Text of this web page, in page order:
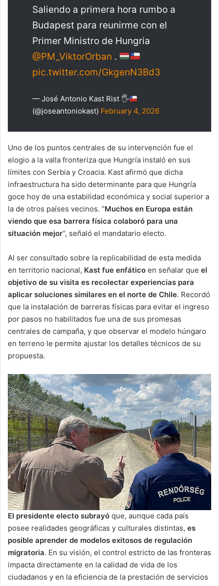
Saliendo a primera hora rumbo a
Budapest para reunirme con el
Primer Ministro de Hungria
@PM_ViktorOrban .
pic.twitter.com/GkgenN3Bd3
— José Antonio Kast Rist 🖐
(@joseantoniokast) February 4, 2026
Uno de los puntos centrales de su intervención fue el
elogio a la valla fronteriza que Hungría instaló en sus
límites con Serbia y Croacia. Kast afirmó que dicha
infraestructura ha sido determinante para que Hungría
goce hoy de una estabilidad económica y social superior a
la de otros países vecinos. “Muchos en Europa están
viendo que esa barrera física colaboró para una
situación mejor“, señaló el mandatario electo.
Al ser consultado sobre la replicabilidad de esta medida
en territorio nacional, Kast fue enfático en señalar que el
objetivo de su visita es recolectar experiencias para
aplicar soluciones similares en el norte de Chile. Recordó
que la instalación de barreras físicas para evitar el ingreso
por pasos no habilitados fue una de sus promesas
centrales de campaña, y que observar el modelo húngaro
en terreno le permite ajustar los detalles técnicos de su
propuesta.
El presidente electo subrayó que, aunque cada país
posee realidades geográficas y culturales distintas, es
posible aprender de modelos exitosos de regulación
migratoria. En su visión, el control estricto de las fronteras
impacta directamente en la calidad de vida de los
ciudadanos y en la eficiencia de la prestación de servicios